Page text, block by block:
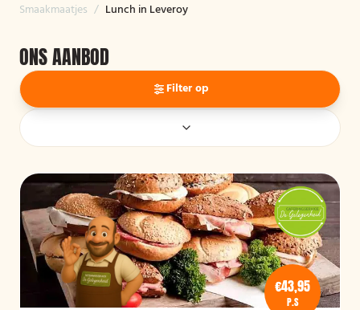
Smaakmaatjes / Lunch in Leveroy
ONS AANBOD
Filter op
€43,95
P.S